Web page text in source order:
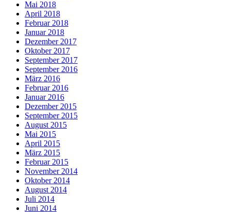
Mai 2018
April 2018
Februar 2018
Januar 2018
Dezember 2017
Oktober 2017
September 2017
September 2016
März 2016
Februar 2016
Januar 2016
Dezember 2015
September 2015
August 2015
Mai 2015
April 2015
März 2015
Februar 2015
November 2014
Oktober 2014
August 2014
Juli 2014
Juni 2014